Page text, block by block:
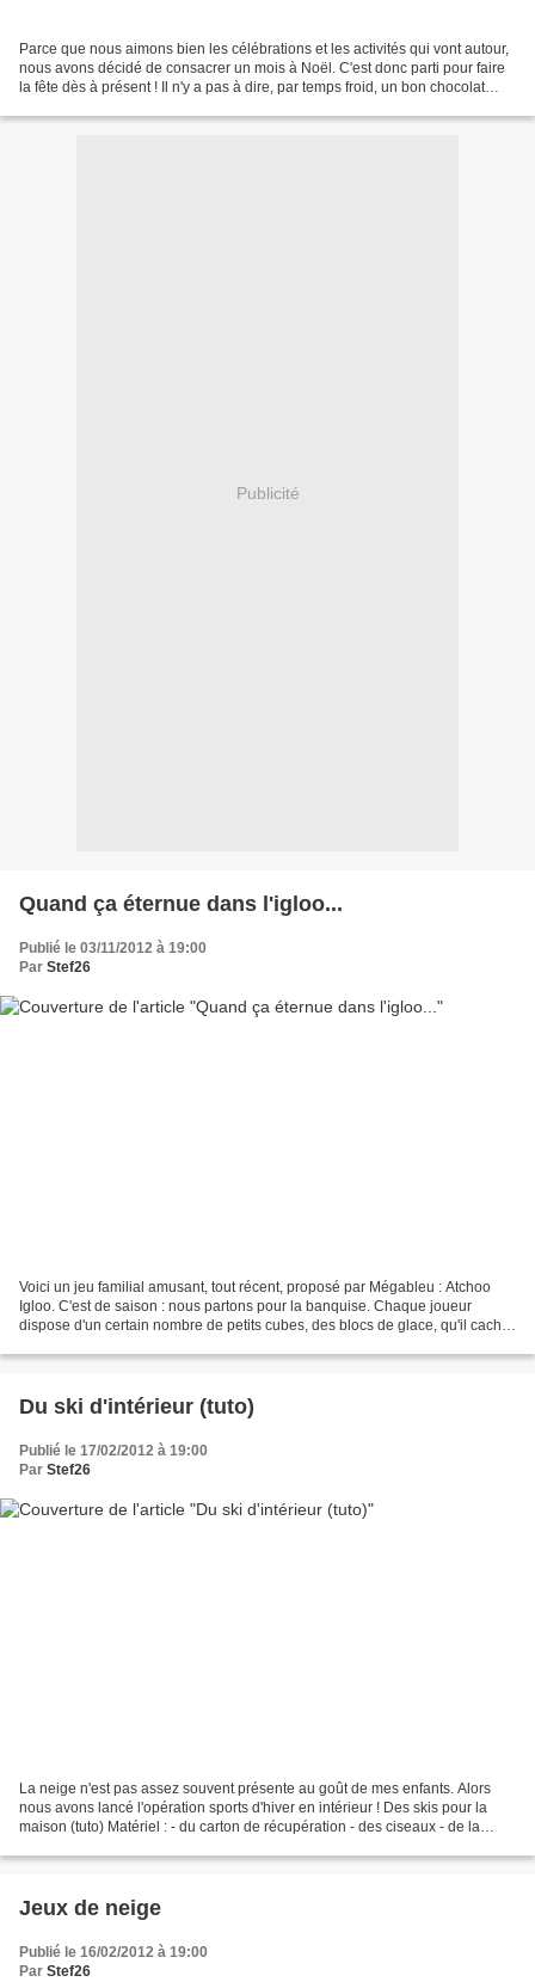
Parce que nous aimons bien les célébrations et les activités qui vont autour,
nous avons décidé de consacrer un mois à Noël. C'est donc parti pour faire
la fête dès à présent ! Il n'y a pas à dire, par temps froid, un bon chocolat
Publicité
Quand ça éternue dans l'igloo...
Publié le 03/11/2012 à 19:00
Par Stef26
Voici un jeu familial amusant, tout récent, proposé par Mégableu : Atchoo
Igloo. C'est de saison : nous partons pour la banquise. Chaque joueur
dispose d'un certain nombre de petits cubes, des blocs de glace, qu'il cache
Du ski d'intérieur (tuto)
Publié le 17/02/2012 à 19:00
Par Stef26
La neige n'est pas assez souvent présente au goût de mes enfants. Alors
nous avons lancé l'opération sports d'hiver en intérieur ! Des skis pour la
maison (tuto) Matériel : - du carton de récupération - des ciseaux - de la
Jeux de neige
Publié le 16/02/2012 à 19:00
Par Stef26